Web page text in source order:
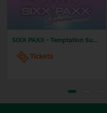
SIXX PAXX - Temptation Summer Hamburg 2026
Tickets